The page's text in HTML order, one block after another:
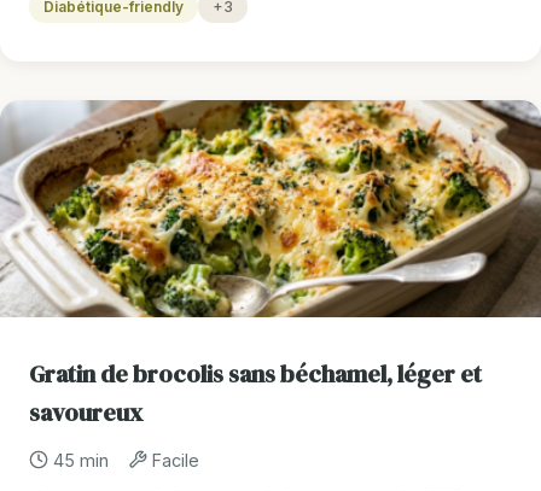
Diabétique-friendly +3
Gratin de brocolis sans béchamel, léger et
savoureux
45 min Facile